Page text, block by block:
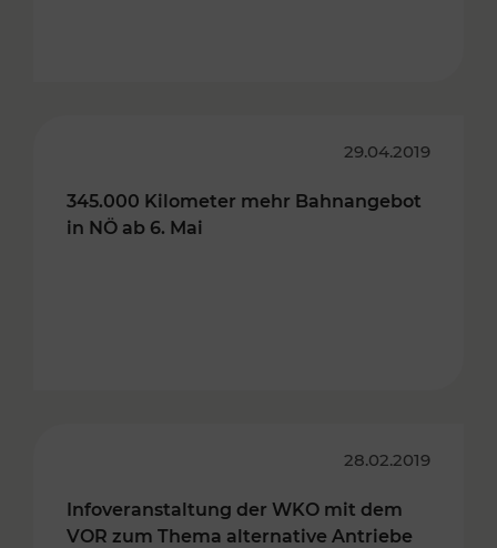
29.04.2019
345.000 Kilometer mehr Bahnangebot
in NÖ ab 6. Mai
28.02.2019
Infoveranstaltung der WKO mit dem
VOR zum Thema alternative Antriebe